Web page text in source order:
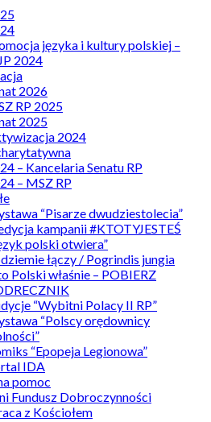
języka i kultury polskiej –
2024
2026
RP 2025
2025
2024
– Kancelaria Senatu RP
– MSZ RP
“Pisarze dwudziestolecia”
kampanii #KTOTYJESTEŚ
polski otwiera”
łączy / Pogrindis jungia
Polski właśnie – POBIERZ
“Wybitni Polacy II RP”
“Polscy orędownicy
“Epopeja Legionowa”
IDA
pomoc
Fundusz Dobroczynności
z Kościołem